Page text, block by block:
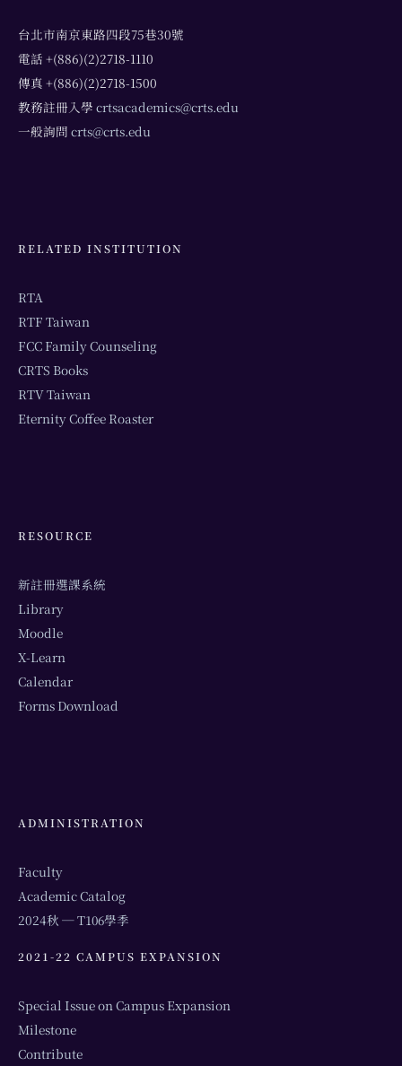
台北市南京東路四段75巷30號
電話 +(886)(2)2718-1110
傳真 +(886)(2)2718-1500
教務註冊入學 crtsacademics@crts.edu
一般詢問 crts@crts.edu
RELATED INSTITUTION
RTA
RTF Taiwan
FCC Family Counseling
CRTS Books
RTV Taiwan
Eternity Coffee Roaster
RESOURCE
新註冊選課系統
Library
Moodle
X-Learn
Calendar
Forms Download
ADMINISTRATION
Faculty
Academic Catalog
2024秋 ─ T106學季
2021-22 CAMPUS EXPANSION
Special Issue on Campus Expansion
Milestone
Contribute